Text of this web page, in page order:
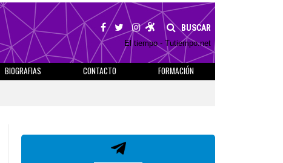
BUSCAR
El tiempo - Tutiempo.net
BIOGRAFIAS CONTACTO
FORMACIÓN